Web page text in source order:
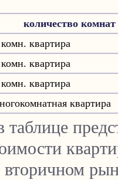
количество комнат
квартира
квартира
квартира
квартира
таблице
вторичном